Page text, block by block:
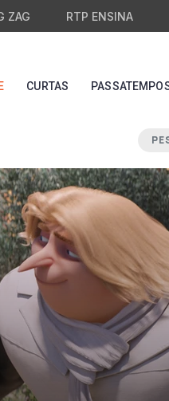
ZAG RTP ENSINA
CURTAS